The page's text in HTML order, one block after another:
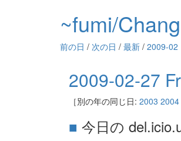
~fumi/
前の日 / 次の日 / 最新 / 2009-02
2009-02-27
［別の年の同じ日: 2003 2004
■ 今日の